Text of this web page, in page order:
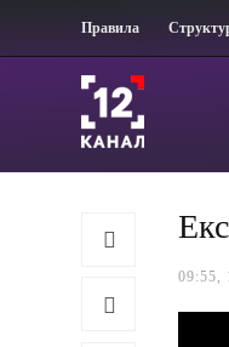
Правила
09:55,